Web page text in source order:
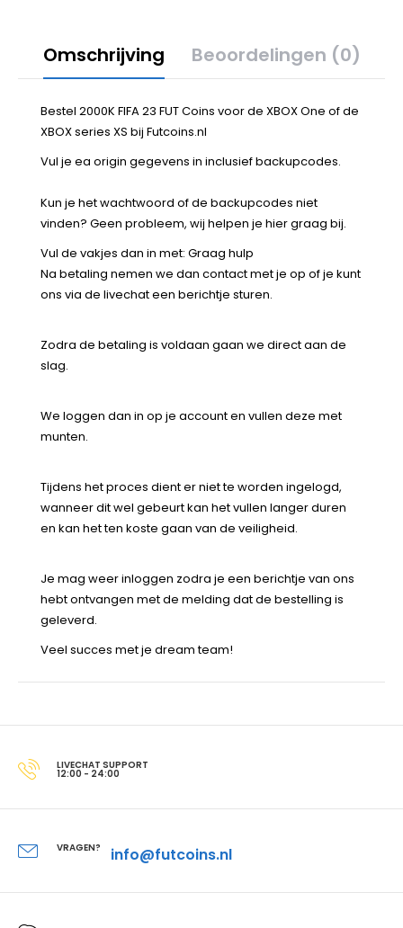
Omschrijving Beoordelingen (0)
Bestel 2000K FIFA 23 FUT Coins voor de XBOX One of de
XBOX series XS bij Futcoins.nl
Vul je ea origin gegevens in inclusief backupcodes.
Kun je het wachtwoord of de backupcodes niet
vinden? Geen probleem, wij helpen je hier graag bij.
Vul de vakjes dan in met: Graag hulp
Na betaling nemen we dan contact met je op of je kunt
ons via de livechat een berichtje sturen.
Zodra de betaling is voldaan gaan we direct aan de
slag.
We loggen dan in op je account en vullen deze met
munten.
Tijdens het proces dient er niet te worden ingelogd,
wanneer dit wel gebeurt kan het vullen langer duren
en kan het ten koste gaan van de veiligheid.
Je mag weer inloggen zodra je een berichtje van ons
hebt ontvangen met de melding dat de bestelling is
geleverd.
Veel succes met je dream team!
LIVECHAT SUPPORT
12:00 - 24:00
VRAGEN? info@futcoins.nl